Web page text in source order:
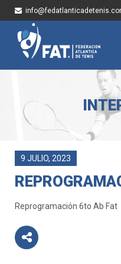
9 JULIO, 2023
Reprogramación 6to Ab Fat